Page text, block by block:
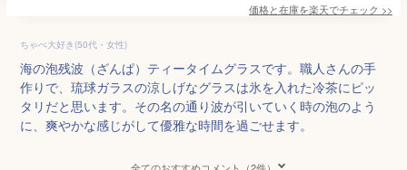
価格と在庫を楽天でチェック >>
ちゃぺ大好き(50代・女性)
海の泡残波（ざんぱ）ティータイムグラスです。職人さんの手
作りで、琉球ガラスの涼しげなグラスは氷を入れた冷茶にピッ
タリだと思います。その名の通り波が引いていく時の泡のよう
に、爽やかな感じがして優雅な時間を過ごせます。